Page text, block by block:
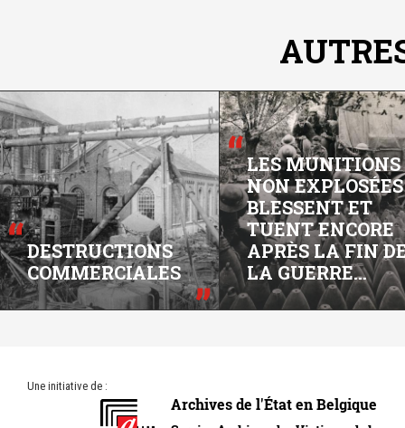
DESTRUCTIONS
COMMERCIALES
LES MUNITIONS
NON EXPLOSÉES
BLESSENT ET
TUENT ENCORE
APRÈS LA FIN
LA GUERRE...
Une initiative de :